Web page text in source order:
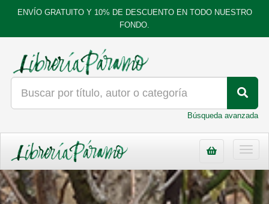
ENVÍO GRATUITO Y 10% DE DESCUENTO EN TODO NUESTRO
FONDO.
Búsqueda avanzada